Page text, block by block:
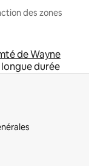
des zones
de Wayne
durée